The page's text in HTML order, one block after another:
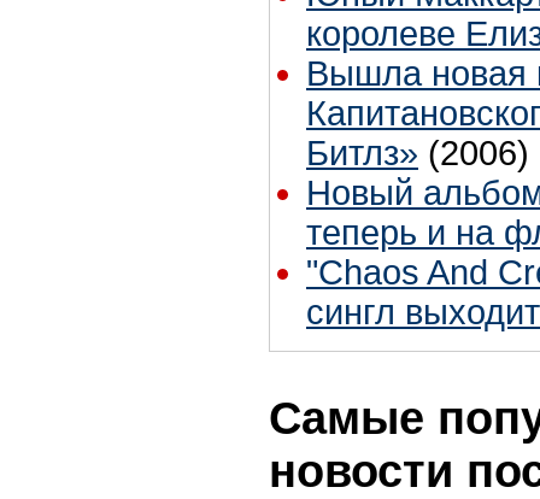
королеве
Вышла новая
Битлз» (2006)
Новый
теперь и на
"Chaos And
сингл
Самые
новости